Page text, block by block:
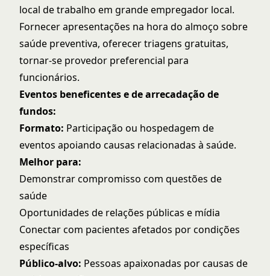
local de trabalho em grande empregador local.
Fornecer apresentações na hora do almoço sobre
saúde preventiva, oferecer triagens gratuitas,
tornar-se provedor preferencial para
funcionários.
Eventos beneficentes e de arrecadação de
fundos:
Formato: Participação ou hospedagem de
eventos apoiando causas relacionadas à saúde.
Melhor para:
Demonstrar compromisso com questões de
saúde
Oportunidades de relações públicas e mídia
Conectar com pacientes afetados por condições
específicas
Público-alvo: Pessoas apaixonadas por causas de